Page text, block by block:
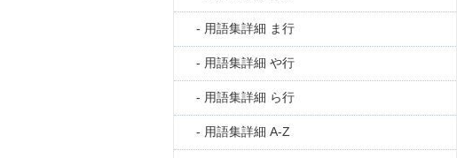
用語集詳細 ま行
用語集詳細 や行
用語集詳細 ら行
用語集詳細 A-Z